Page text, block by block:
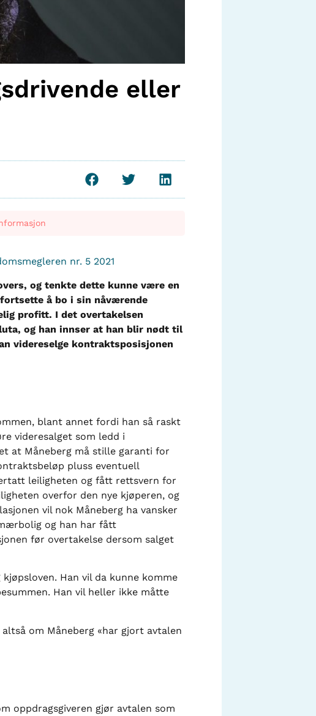
eller
nr. 5 2021
og tenkte dette kunne være en
å bo i sin nåværende
profitt. I det overtakelsen
og han innser at han blir nødt til
videreselge kontraktsposisjonen
blant annet fordi han så raskt
videresalget som ledd i
at Måneberg må stille garanti for
pluss eventuell
leiligheten og fått rettsvern for
overfor den nye kjøperen, og
vil nok Måneberg ha vansker
og han har fått
før overtakelse dersom salget
Han vil da kunne komme
Han vil heller ikke måtte
om Måneberg «har gjort avtalen
oppdragsgiveren gjør avtalen som